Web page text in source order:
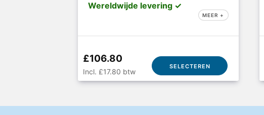
Wereldwijde levering ✓
MEER +
£106.80
Incl. £17.80 btw
SELECTEREN